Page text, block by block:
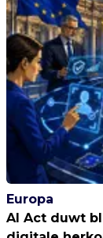
Europa
AI Act duwt